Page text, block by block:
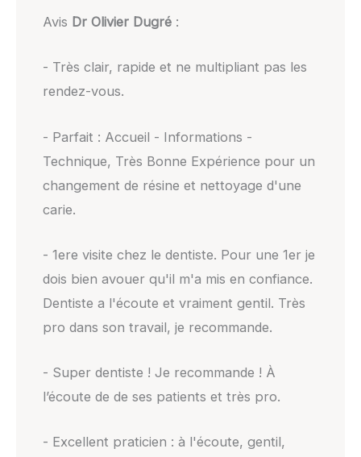
Avis Dr Olivier Dugré:
- Très clair, rapide et ne multipliant pas les
rendez-vous.
- Parfait : Accueil - Informations -
Technique, Très Bonne Expérience pour un
changement de résine et nettoyage d'une
carie.
- 1ere visite chez le dentiste. Pour une 1er je
dois bien avouer qu'il m'a mis en confiance.
Dentiste a l'écoute et vraiment gentil. Très
pro dans son travail, je recommande.
- Super dentiste ! Je recommande ! À
l’écoute de de ses patients et très pro.
- Excellent praticien : à l'écoute, gentil,